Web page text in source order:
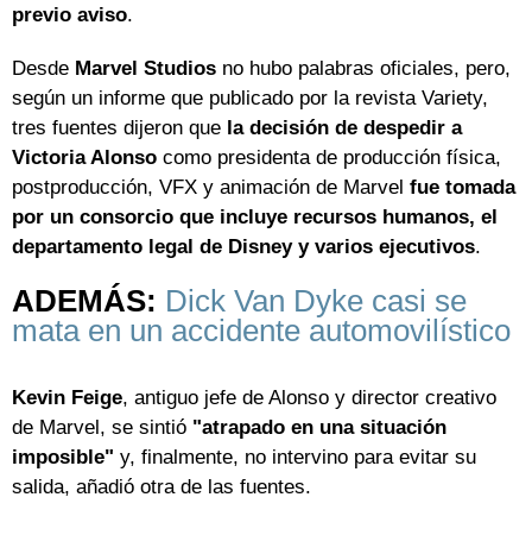
previo aviso.
Desde Marvel Studios no hubo palabras oficiales, pero,
según un informe que publicado por la revista Variety,
tres fuentes dijeron que la decisión de despedir a
Victoria Alonso como presidenta de producción física,
postproducción, VFX y animación de Marvel fue tomada
por un consorcio que incluye recursos humanos, el
departamento legal de Disney y varios ejecutivos.
ADEMÁS: Dick Van Dyke casi se
mata en un accidente automovilístico
Kevin Feige, antiguo jefe de Alonso y director creativo
de Marvel, se sintió "atrapado en una situación
imposible" y, finalmente, no intervino para evitar su
salida, añadió otra de las fuentes.